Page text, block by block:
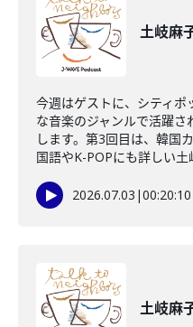
土岐麻
今週はゲストに、シティポ
な音楽のジャンルで活躍
します。第3回目は、韓国
国語やK-POPにも詳しい土
2026.07.03 |00:20:10
土岐麻